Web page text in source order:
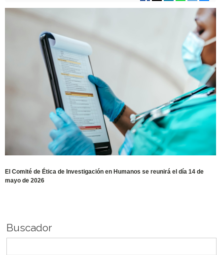
El Comité de Ética de Investigación en Humanos se reunirá el día 14 de
mayo de 2026
Buscador